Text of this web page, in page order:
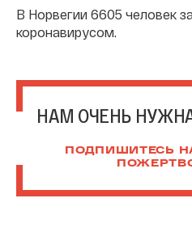
В Норвегии 6605 человек
коронавирусом.
НАМ ОЧЕНЬ
ПОДПИШИТЕСЬ